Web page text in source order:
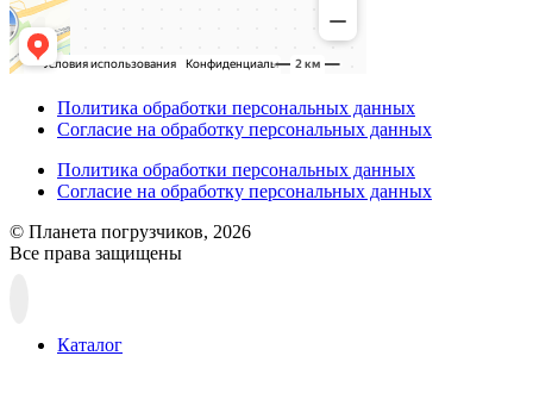
Политика обработки персональных данных
Согласие на обработку персональных данных
Политика обработки персональных данных
Согласие на обработку персональных данных
© Планета погрузчиков, 2026
Все права защищены
Каталог